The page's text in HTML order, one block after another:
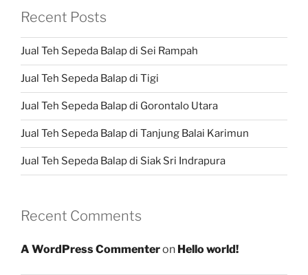
Recent Posts
Jual Teh Sepeda Balap di Sei Rampah
Jual Teh Sepeda Balap di Tigi
Jual Teh Sepeda Balap di Gorontalo Utara
Jual Teh Sepeda Balap di Tanjung Balai Karimun
Jual Teh Sepeda Balap di Siak Sri Indrapura
Recent Comments
A WordPress Commenteron Hello world!